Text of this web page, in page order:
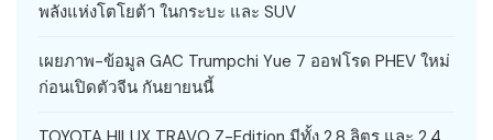
พลังแห่งโตโยต้า ในกระบะ และ SUV
เผยภาพ-ข้อมูล GAC Trumpchi Yue 7 ออฟโรด PHEV ใหม่
ก่อนเปิดตัวจีน กันยายนนี้